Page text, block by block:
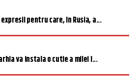
expresii pentru care, în Rusia, a...
va instala o cutie a milei î...